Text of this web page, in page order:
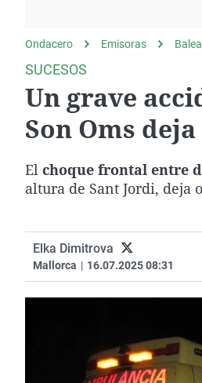
Ondacero Emisoras
SUCESOS
Un grave
Son Oms
El choque frontal entre
altura de Sant Jordi, deja
Elka Dimitrova
Mallorca | 16.07.2025 08:31